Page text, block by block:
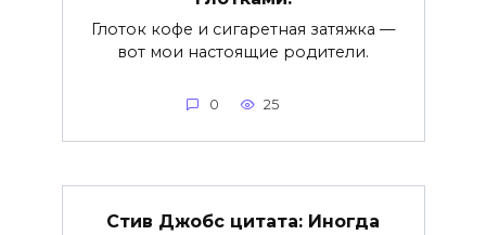
Глоток кофе и сигаретная затяжка —
вот мои настоящие родители.
0 25
Стив Джобс цитата: Иногда